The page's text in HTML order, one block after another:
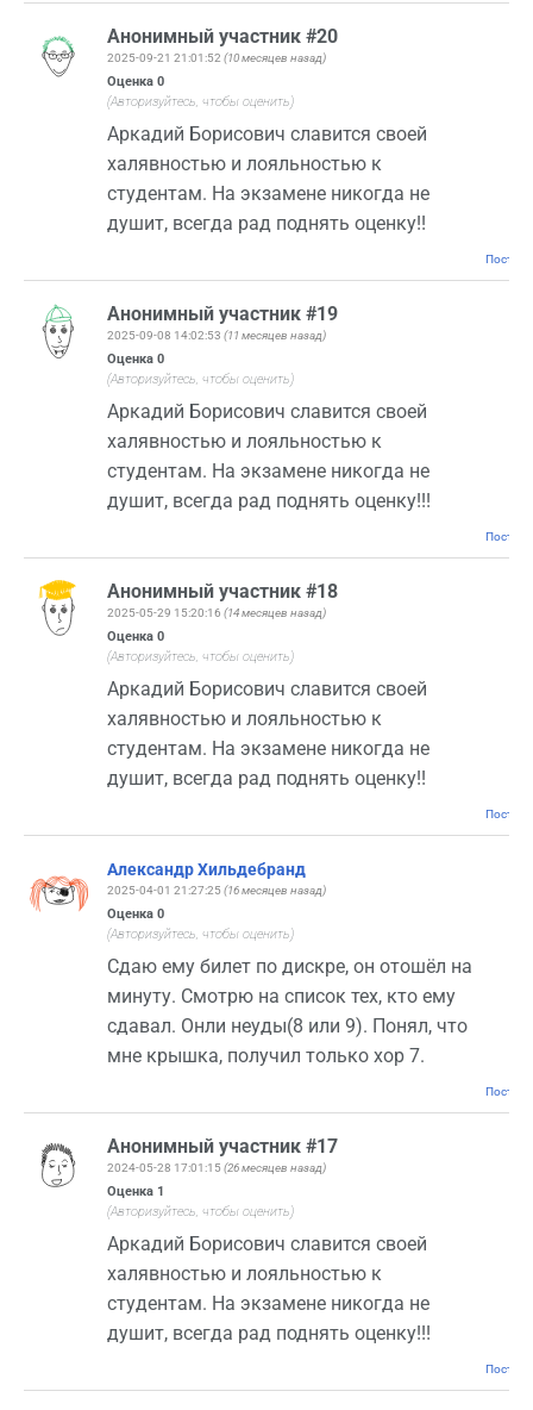
Анонимный участник #20
2025-09-21 21:01:52 (10 месяцев назад)
Оценка 0
(Авторизуйтесь, чтобы оценить)
Аркадий Борисович славится своей
халявностью и лояльностью к
студентам. На экзамене никогда не
душит, всегда рад поднять оценку!!
Анонимный участник #19
2025-09-08 14:02:53 (11 месяцев назад)
Оценка 0
(Авторизуйтесь, чтобы оценить)
Аркадий Борисович славится своей
халявностью и лояльностью к
студентам. На экзамене никогда не
душит, всегда рад поднять оценку!!!
Анонимный участник #18
2025-05-29 15:20:16 (14 месяцев назад)
Оценка 0
(Авторизуйтесь, чтобы оценить)
Аркадий Борисович славится своей
халявностью и лояльностью к
студентам. На экзамене никогда не
душит, всегда рад поднять оценку!!
Александр Хильдебранд
2025-04-01 21:27:25 (16 месяцев назад)
Оценка 0
(Авторизуйтесь, чтобы оценить)
Сдаю ему билет по дискре, он отошёл на
минуту. Смотрю на список тех, кто ему
сдавал. Онли неуды(8 или 9). Понял, что
мне крышка, получил только хор 7.
Анонимный участник #17
2024-05-28 17:01:15 (26 месяцев назад)
Оценка 1
(Авторизуйтесь, чтобы оценить)
Аркадий Борисович славится своей
халявностью и лояльностью к
студентам. На экзамене никогда не
душит, всегда рад поднять оценку!!!